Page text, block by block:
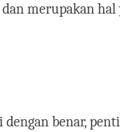
dan merupakan
benar,